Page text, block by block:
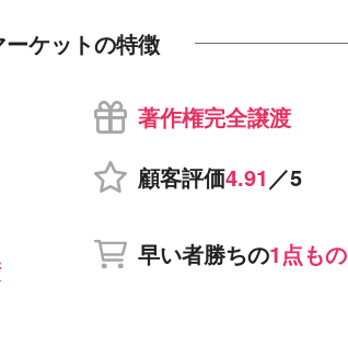
ーケットの特徴
著作権完全譲渡
顧客評価4.91 ／5
早い者勝ちの1点もの